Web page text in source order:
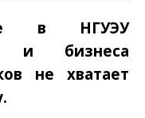
в НГУЭУ
и бизнеса
не хватает